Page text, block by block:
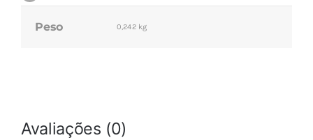
Peso 0,242 kg
Avaliações (0)